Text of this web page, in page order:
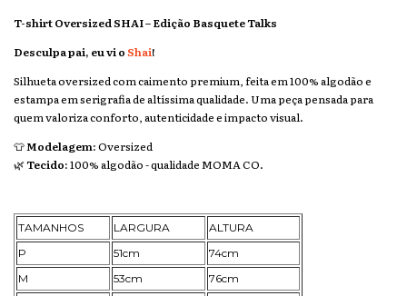
T-shirt Oversized SHAI – Edição Basquete Talks
Desculpa pai, eu vi oShai!
Silhueta oversized com caimento premium, feita em 100% algodão e
estampa em serigrafia de altíssima qualidade. Uma peça pensada para
quem valoriza conforto, autenticidade e impacto visual.
👕Modelagem:Oversized
🌿Tecido:100% algodão - qualidade MOMA CO.
TAMANHOS LARGURA
ALTURA
P
51cm
74cm
M
53cm
76cm